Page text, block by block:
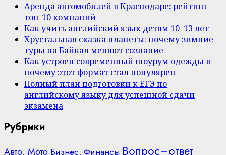
Аренда автомобилей в Краснодаре: рейтинг
топ-10 компаний
Как учить английский язык детям 10–13 лет
Хрустальная сказка планеты: почему зимние
туры на Байкал меняют сознание
Как устроен современный шоурум одежды и
почему этот формат стал популярен
Полный план подготовки к ЕГЭ по
английскому языку для успешной сдачи
экзамена
Рубрики
Авто, Мото Бизнес, Финансы Вопрос–ответ